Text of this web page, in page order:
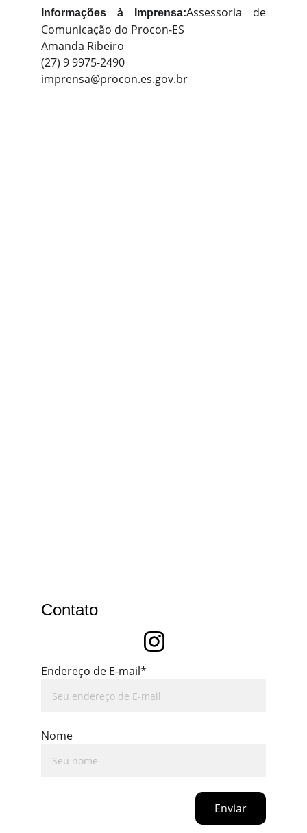
Informações à Imprensa:Assessoria de
Comunicação do Procon-ES
Amanda Ribeiro
(27) 9 9975-2490
imprensa@procon.es.gov.br
Contato
Endereço de E-mail*
Nome
Enviar